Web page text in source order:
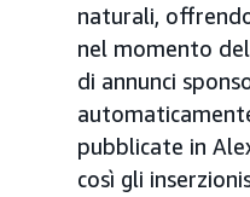
naturali,
nel momento
di annunci
pubblicate in
così gli